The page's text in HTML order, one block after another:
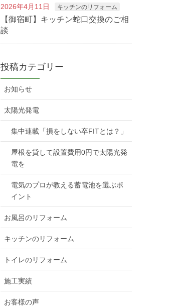
2026年4月11日 キッチンのリフォーム
【御宿町】キッチン蛇口交換のご相
談
投稿カテゴリー
お知らせ
太陽光発電
集中連載「損をしない卒FITとは？」
屋根を貸して設置費用0円で太陽光発
電を
電気のプロが教える蓄電池を選ぶポ
イント
お風呂のリフォーム
キッチンのリフォーム
トイレのリフォーム
施工実績
お客様の声